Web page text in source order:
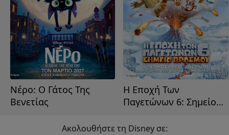
Νέρο: Ο Γάτος Της
Βενετίας
Η Εποχή Των
Παγετώνων 6: Σημείο
Ακολουθήστε τη Disney σε: